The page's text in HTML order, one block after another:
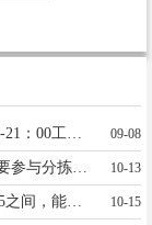
09-08
招聘B证司机，月工资5200+满勤500，需要参与分拣装车,不参与分拣装车3600元全职内勤:工资4000(底薪3800+200满勤)工作内容:分拣扫描快件装卸工:工资4000(底薪3800+200满勤)工作内容:装卸快件要求:无重大疾病脑梗心梗心脏病等工作地点:汇源展厅对面。联系电话:13766789712王经理15304580178 10-13
电脑店招聘，有无经验均可，年龄在20-35之间，能上高安监控，学习期间，有带薪工资，学会留用，能独立完成工作，工资3000元，工作时间早8晚5，中午1.5时吃饭，每个月4天带薪假和节假日，长期干给交养老保险，能在友好居住，要求有责任心，善于沟通，身体健康，地址，友好，电话号码13136716789夏女士18604588388 10-15